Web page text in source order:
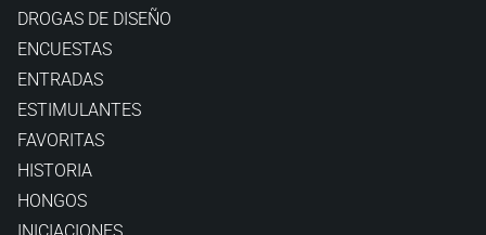
DROGAS DE DISEÑO
ENCUESTAS
ENTRADAS
ESTIMULANTES
FAVORITAS
HISTORIA
HONGOS